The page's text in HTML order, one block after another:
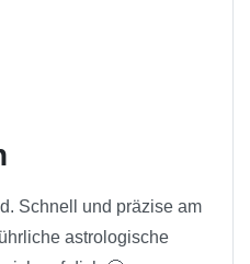
Schnell und präzise am
astrologische